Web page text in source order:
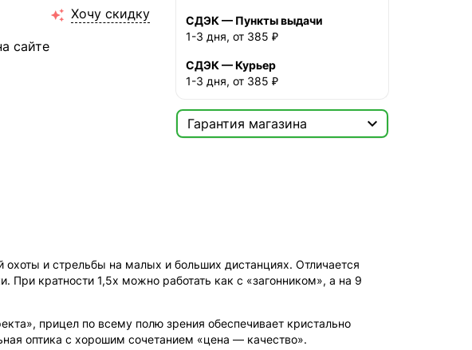
 Хочу скидку
сайте
СДЭК — Пункты выдачи
1-3 дня, от 385 ₽
СДЭК — Курьер
1-3 дня, от 385 ₽
Гарантия магазина

и стрельбы на малых и больших дистанциях. Отличается
При кратности 1,5x можно работать как с «загонником», а на 9
прицел по всему полю зрения обеспечивает кристально
оптика с хорошим сочетанием «цена — качество».